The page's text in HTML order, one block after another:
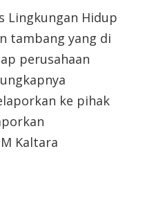
Lingkungan Hidup
tambang yang di
perusahaan
ke pihak
Kaltara